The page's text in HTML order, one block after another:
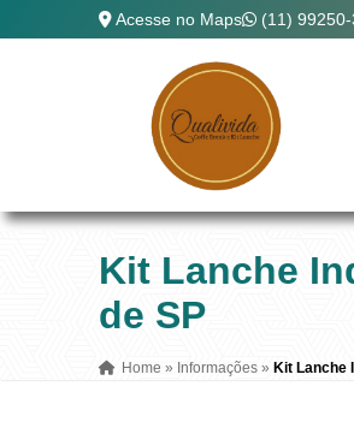
Acesse no Maps (11)
Kit Lanche
de SP
Home » Informações » Kit Lanche